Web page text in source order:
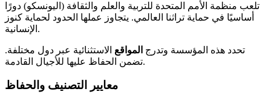
تلعب منظمة الأمم المتحدة للتربية والعلم والثقافة (اليونسكو) دورًا
أساسيًا في حماية تراثنا العالمي. يتجاوز عملها الحدود لحماية كنوز
الإنسانية.
تحدد هذه المؤسسة وتدرج المواقع الاستثنائية عبر دول مختلفة.
تضمن الحفاظ عليها للأجيال القادمة.
معايير التصنيف والحفاظ